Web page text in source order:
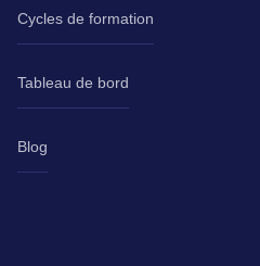
Cycles de formation
Tableau de bord
Blog